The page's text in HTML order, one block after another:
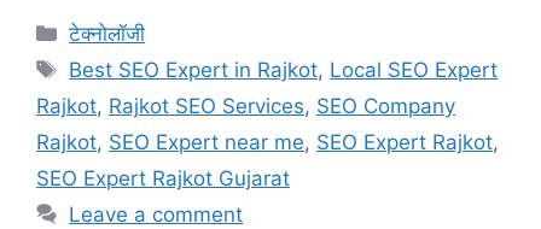
Categories
टेक्नोलॉजी
Tags
Best SEO Expert in Rajkot, Local SEO Expert
Rajkot, Rajkot SEO Services, SEO Company
Rajkot, SEO Expert near me, SEO Expert Rajkot,
SEO Expert Rajkot Gujarat
Leave a comment